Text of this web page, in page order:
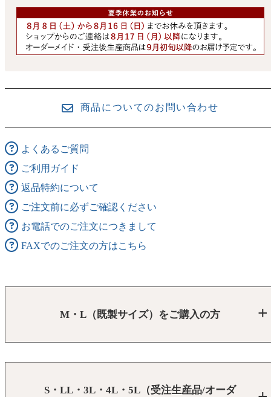
商品についてのお問い合わせ
よくあるご質問
ご利用ガイド
返品特約について
ご注文前に必ずご確認ください
お電話でのご注文につきまして
FAXでのご注文の方はこちら
M・L（既製サイズ）をご購入の方
S・LL・3L・4L・5L（受注生産品/オーダ